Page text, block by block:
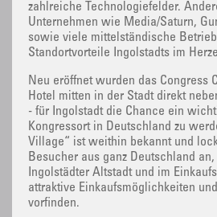
zahlreiche Technologiefelder.
Unternehmen wie Media/Saturn,
sowie viele mittelständische
Standortvorteile Ingolstadts im
Neu eröffnet wurden das Congress
Hotel mitten in der Stadt direkt
- für Ingolstadt die Chance ein
Kongressort in Deutschland zu
Village“ ist weithin bekannt und
Besucher aus ganz Deutschland
Ingolstädter Altstadt und im
attraktive Einkaufsmöglichkeiten
vorfinden.